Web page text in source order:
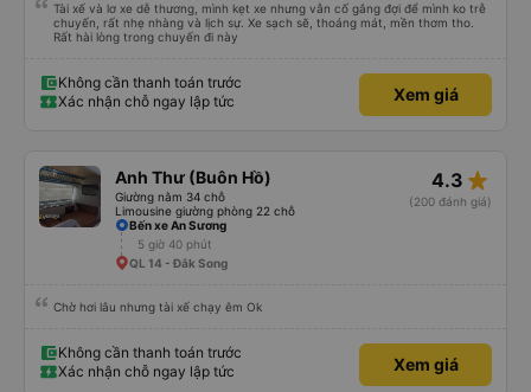
Tài xế và lơ xe dễ thương, mình kẹt xe nhưng vẫn cố gắng đợi để mình ko trễ
chuyến, rất nhẹ nhàng và lịch sự. Xe sạch sẽ, thoáng mát, mền thơm tho.
Rất hài lòng trong chuyến đi này
Không cần thanh toán trước
Xác nhận chỗ ngay lập tức
Xem giá
Anh Thư (Buôn Hồ)
Giường nằm 34 chỗ
Limousine giường phòng 22 chỗ
4.3 star_rate
(200 đánh giá)
Bến xe An Sương
5 giờ 40 phút
QL 14 - Đắk Song
Chờ hơi lâu nhưng tài xế chạy êm Ok
Không cần thanh toán trước
Xác nhận chỗ ngay lập tức
Xem giá